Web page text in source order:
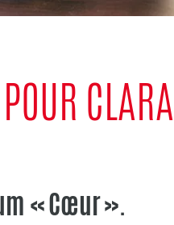
CLARA
« Cœur ».